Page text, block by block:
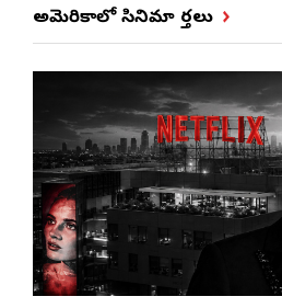
అమెరికాలో సినిమా వార్తలు